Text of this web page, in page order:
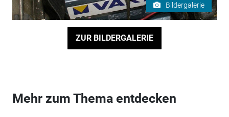
Bildergalerie
ZUR BILDERGALERIE
Mehr zum Thema entdecken